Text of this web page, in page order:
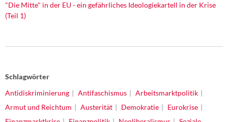
"Die Mitte" in der EU - ein gefährliches Ideologiekartell in der Krise
(Teil 1)
Schlagwörter
Antidiskriminierung
Antifaschismus
Arbeitsmarktpolitik
Armut und Reichtum
Austerität Demokratie
Eurokrise